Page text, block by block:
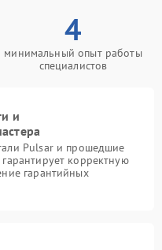
4
минимальный опыт работы
специалистов
и
Pulsar и прошедшие
корректную
гарантийных